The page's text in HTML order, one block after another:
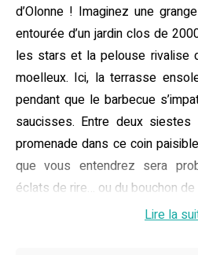
d’Olonne ! Imaginez une
entourée d’un jardin clos de
les stars et la pelouse rivalise
moelleux. Ici, la terrasse
pendant que le barbecue
saucisses. Entre deux
promenade dans ce coin
que vous entendrez sera
éclats de rire… ou du bouchon
Pour faire simple, ce gîte avec
Lire la